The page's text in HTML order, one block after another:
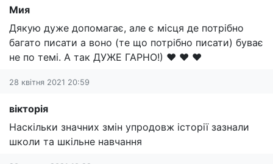
Мия
Дякую дуже допомагає, але є місця де потрібно
багато писати а воно (те що потрібно писати) буває
не по темі. А так ДУЖЕ ГАРНО!) ❤️ ❤️ ❤️
28 квітня 2021 20:59
вікторія
Наскільки значних змін упродовж історії зазнали
школи та шкільне навчання